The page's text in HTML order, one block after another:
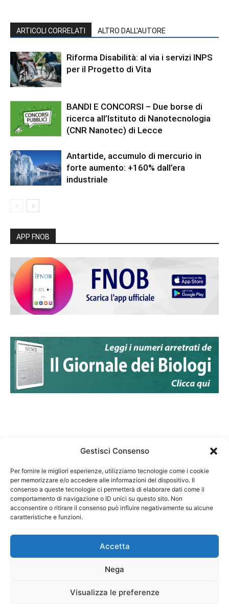
Gestisci Consenso
Per fornire le migliori esperienze, utilizziamo tecnologie come i cookie
per memorizzare e/o accedere alle informazioni del dispositivo. Il
consenso a queste tecnologie ci permetterà di elaborare dati come il
comportamento di navigazione o ID unici su questo sito. Non
acconsentire o ritirare il consenso può influire negativamente su alcune
caratteristiche e funzioni.
Accetta
Nega
Visualizza le preferenze
ARTICOLI CORRELATI ALTRO DALL'AUTORE
Riforma Disabilità: al via i servizi INPS
per il Progetto di Vita
BANDI E CONCORSI – Due borse di
ricerca all’Istituto di Nanotecnologia
(CNR Nanotec) di Lecce
Antartide, accumulo di mercurio in
forte aumento: +160% dall’era
industriale
APP FNOB
Federazione Nazionale Degli Ordini dei Biologi:
codice fiscale 80069130583
Responsabile sito internet www.fnob.it:
Privacy Policy Cookie Policy